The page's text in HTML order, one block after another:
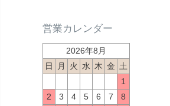
営業カレンダー
2026年8月
日
月 火 水 木 金 土
1
2
3 4 5 6 7
8